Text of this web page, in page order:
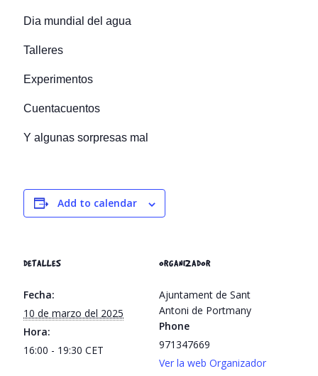
Dia mundial del agua
Talleres
Experimentos
Cuentacuentos
Y algunas sorpresas mal
Add to calendar
DETALLES
Fecha:
10 de marzo del 2025
Hora:
16:00 - 19:30CET
ORGANIZADOR
Ajuntament de Sant
Antoni de Portmany
Phone
971347669
Ver la web Organizador